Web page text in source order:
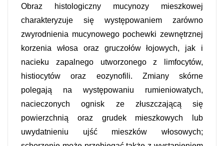
Obraz histologiczny mucynozy mieszkowej
charakteryzuje się występowaniem zarówno
zwyrodnienia mucynowego pochewki zewnętrznej
korzenia włosa oraz gruczołów łojowych, jak i
nacieku zapalnego utworzonego z limfocytów,
histiocytów oraz eozynofili. Zmiany skórne
polegają na występowaniu rumieniowatych,
nacieczonych ognisk ze złuszczającą się
powierzchnią oraz grudek mieszkowych lub
uwydatnieniu ujść mieszków włosowych;